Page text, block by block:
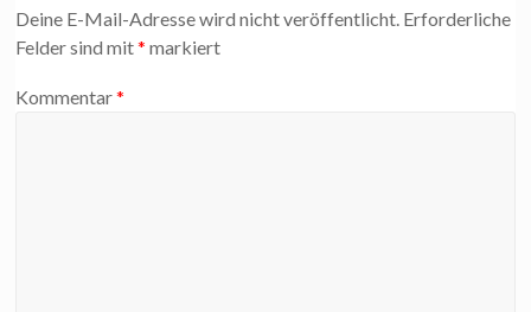
Deine E-Mail-Adresse wird nicht veröffentlicht. Erforderliche
Felder sind mit* markiert
Kommentar*